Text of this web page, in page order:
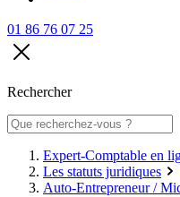
01 86 76 07 25
Rechercher
Expert-Comptable en
Les statuts juridiques
Auto-Entrepreneur /